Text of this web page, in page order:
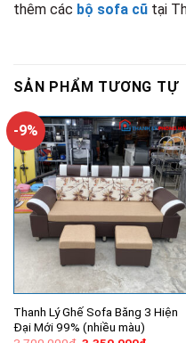
thêm các bộ sofa cũ tại
SẢN PHẨM TƯƠNG TỰ
-9%
Thanh Lý Ghế Sofa Băng 3 Hiện
Đại Mới 99% (nhiều màu)